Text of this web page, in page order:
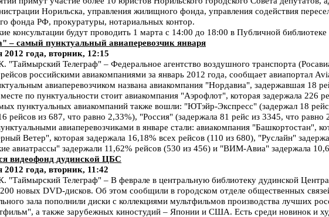
Норильска, управления жилищного фонда, управления содействия
фонда РФ, прокуратуры, нотариальных контор.
консультации будут проводить 1 марта с 14:00 до 18:00 в Публичной
– самый пунктуальный авиаперевозчик января
2012 года, вторник, 12:15
Телеграф" – Федеральное агентство воздушного транспорта
российскими авиакомпаниями за январь 2012 года, сообщает авиапортал
авиаперевозчиком названа авиакомпания "Нордавиа", задержавшая 18
по пунктуальности стоит авиакомпания "Аэрофлот", которая задержала 226
пунктуальных авиакомпаний также вошли: "ЮТэйр-Экспресс" (задержал 18
рейсов из 687, что равно 2,33%), "Россия" (задержала 81 рейс из 3345, что равно
авиаперевозчиками в январе стали: авиакомпания "Башкортостан",
Ветер", которая задержала 16,18% всех рейсов (110 из 680), "Руслайн"
авиатрассы" задержали 11,62% рейсов (530 из 456) и "ВИМ-Авиа" задержала
видеофонд дудинской ЦБС
2012 года, вторник, 11:42
Телеграф" – В феврале в центральную библиотеку дудинской
новых DVD-дисков. Об этом сообщили в городском отделе общественных
зала пополнили диски с коллекциями мультфильмов производства лучших
а также зарубежных киностудий – Японии и США. Есть среди новинок и